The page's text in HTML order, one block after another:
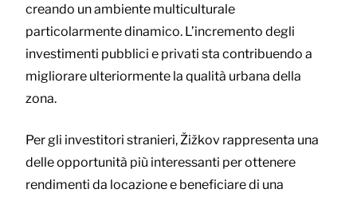
creando un ambiente multiculturale
particolarmente dinamico. L’incremento degli
investimenti pubblici e privati sta contribuendo a
migliorare ulteriormente la qualità urbana della
zona.
Per gli investitori stranieri, Žižkov rappresenta una
delle opportunità più interessanti per ottenere
rendimenti da locazione e beneficiare di una